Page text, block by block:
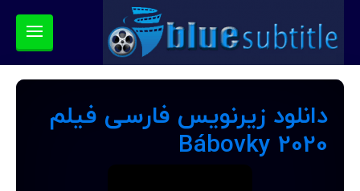
دانلود زیرنویس فارسی فیلم
Bábovky 2020